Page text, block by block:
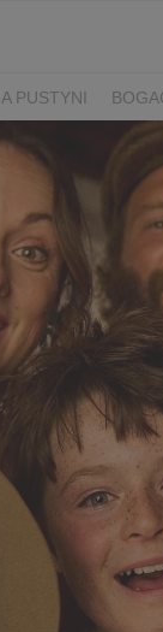
PUSTYNI
BESTIA